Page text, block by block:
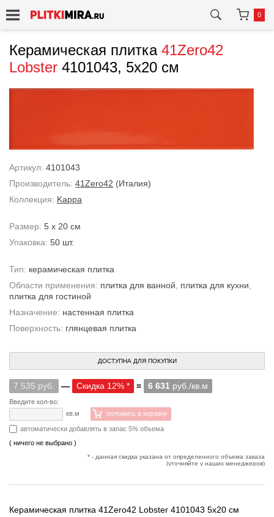
0
Керамическая плитка 41Zero42
Lobster 4101043, 5x20 см
Артикул: 4101043
Производитель: 41Zero42 (Италия)
Коллекция: Kappa
Размер: 5 x 20 см
Упаковка: 50 шт.
Тип: керамическая плитка
Области применения: плитка для ванной плитка для кухни
плитка для гостиной
Назначение: настенная плитка
Поверхность: глянцевая плитка
ДОСТУПНА ДЛЯ ПОКУПКИ
7 535 руб. — Скидка 12% * = 6 631 руб./кв.м
Введите кол-во:
кв.м
положить в корзину
автоматически добавлять в запас 5% объема
( ничего не выбрано )
* - данная скидка указана от определенного объема заказа
(уточняйте у наших менеджеров)
Керамическая плитка 41Zero42 Lobster 4101043 5x20 см